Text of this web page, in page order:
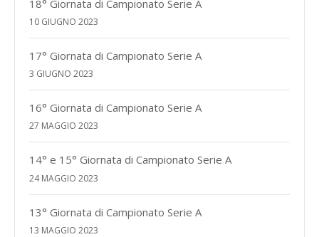
18° Giornata di Campionato Serie A
10 GIUGNO 2023
17° Giornata di Campionato Serie A
3 GIUGNO 2023
16° Giornata di Campionato Serie A
27 MAGGIO 2023
14° e 15° Giornata di Campionato Serie A
24 MAGGIO 2023
13° Giornata di Campionato Serie A
13 MAGGIO 2023